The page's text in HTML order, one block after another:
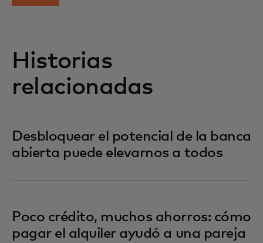
Historias
relacionadas
Desbloquear el potencial de la banca
abierta puede elevarnos a todos
Poco crédito, muchos ahorros: cómo
pagar el alquiler ayudó a una pareja